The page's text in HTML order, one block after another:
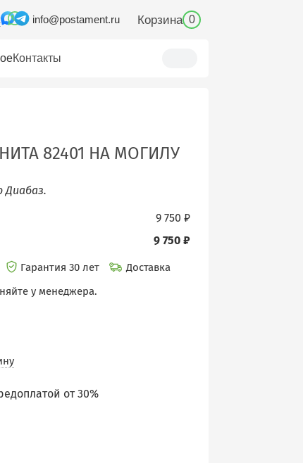
info@postament.ru Корзина 0
Контакты
82401 НА МОГИЛУ
Диабаз.
9 750 ₽
9 750 ₽
Гарантия 30 лет
Доставка
у менеджера.
от 30%